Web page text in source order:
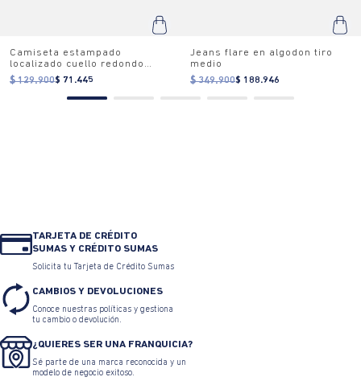
Camiseta estampado
localizado cuello redondo
para mujer
$ 129.900$ 71.445
Jeans flare en algodon tiro
medio
$ 349.900$ 188.946
TARJETA DE CRÉDITO
SUMAS Y CRÉDITO SUMAS
Solicita tu Tarjeta de Crédito Sumas
CAMBIOS Y DEVOLUCIONES
Conoce nuestras políticas y gestiona
tu cambio o devolución.
¿QUIERES SER UNA FRANQUICIA?
Sé parte de una marca reconocida y un
modelo de negocio exitoso.